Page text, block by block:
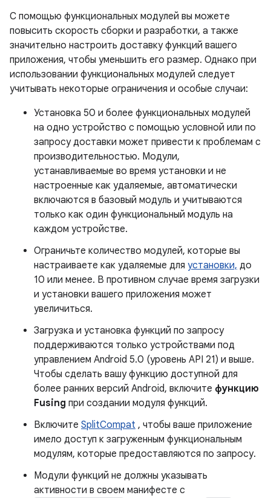
С помощью функциональных модулей вы можете
повысить скорость сборки и разработки, а также
значительно настроить доставку функций вашего
приложения, чтобы уменьшить его размер. Однако при
использовании функциональных модулей следует
учитывать некоторые ограничения и особые случаи:
Установка 50 и более функциональных модулей
на одно устройство с помощью условной или по
запросу доставки может привести к проблемам с
производительностью. Модули,
устанавливаемые во время установки и не
настроенные как удаляемые, автоматически
включаются в базовый модуль и учитываются
только как один функциональный модуль на
каждом устройстве.
Ограничьте количество модулей, которые вы
настраиваете как удаляемые для установки, до
10 или менее. В противном случае время загрузки
и установки вашего приложения может
увеличиться.
Загрузка и установка функций по запросу
поддерживаются только устройствами под
управлением Android 5.0 (уровень API 21) и выше.
Чтобы сделать вашу функцию доступной для
более ранних версий Android, включите функцию
Fusing при создании модуля функций.
Включите SplitCompat , чтобы ваше приложение
имело доступ к загруженным функциональным
модулям, которые предоставляются по запросу.
Модули функций не должны указывать
активности в своем манифесте с